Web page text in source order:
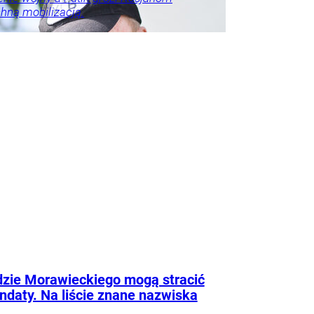
mobilizacją.
Morawieckiego mogą stracić
Na liście znane nazwiska